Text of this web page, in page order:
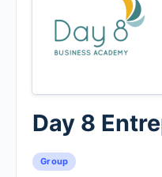
Day 8
Group